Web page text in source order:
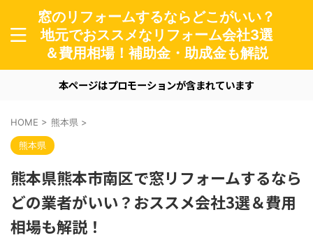
窓のリフォームするならどこがいい？
地元でおススメなリフォーム会社3選
＆費用相場！補助金・助成金も解説
本ページはプロモーションが含まれています
HOME > 熊本県 >
熊本県
熊本県熊本市南区で窓リフォームするなら
どの業者がいい？おススメ会社3選＆費用
相場も解説！